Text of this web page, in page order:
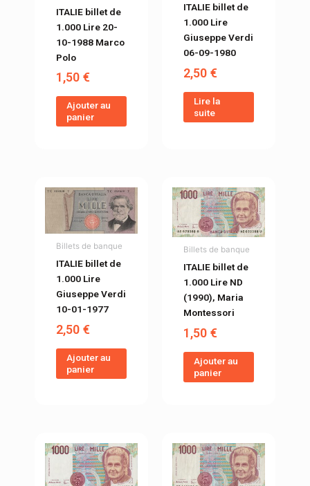
ITALIE billet de
1.000 Lire 20-
10-1988 Marco
Polo
1,50€
Ajouter au
panier
ITALIE billet de
1.000 Lire
Giuseppe Verdi
06-09-1980
2,50€
Lire la
suite
Billets de banque
ITALIE billet de
1.000 Lire
Giuseppe Verdi
10-01-1977
2,50€
Ajouter au
panier
Billets de banque
ITALIE billet de
1.000 Lire ND
(1990), Maria
Montessori
1,50€
Ajouter au
panier